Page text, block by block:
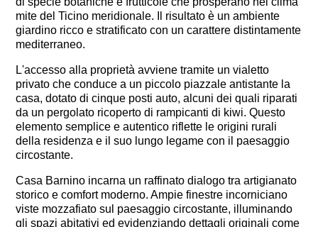
mite del Ticino meridionale. Il risultato è un ambiente
giardino ricco e stratificato con un carattere distintamente
mediterraneo.
L'accesso alla proprietà avviene tramite un vialetto
privato che conduce a un piccolo piazzale antistante la
casa, dotato di cinque posti auto, alcuni dei quali riparati
da un pergolato ricoperto di rampicanti di kiwi. Questo
elemento semplice e autentico riflette le origini rurali
della residenza e il suo lungo legame con il paesaggio
circostante.
Casa Barnino incarna un raffinato dialogo tra artigianato
storico e comfort moderno. Ampie finestre incorniciano
viste mozzafiato sul paesaggio circostante, illuminando
gli spazi abitativi ed evidenziando dettagli originali come